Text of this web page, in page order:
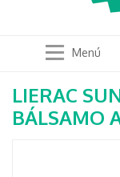
Menú
LIERAC
BÁLSAMO